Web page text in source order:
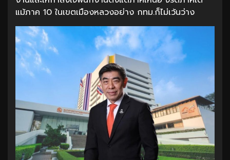
แม้ภาค 10 ในเขตเมืองหลวงอย่าง กทม.ก็ไม่เว้นว่าง